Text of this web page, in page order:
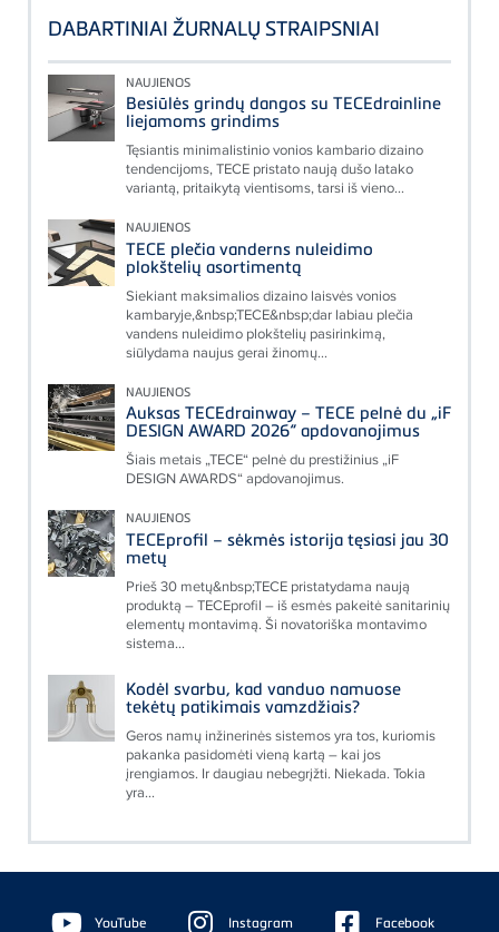
DABARTINIAI ŽURNALŲ STRAIPSNIAI
NAUJIENOS
Besiūlės grindų dangos su TECEdrainline
liejamoms grindims
Tęsiantis minimalistinio vonios kambario dizaino
tendencijoms, TECE pristato naują dušo latako
variantą, pritaikytą vientisoms, tarsi iš vieno...
NAUJIENOS
TECE plečia vanderns nuleidimo
plokštelių asortimentą
Siekiant maksimalios dizaino laisvės vonios
kambaryje,&nbsp;TECE&nbsp;dar labiau plečia
vandens nuleidimo plokštelių pasirinkimą,
siūlydama naujus gerai žinomų...
NAUJIENOS
Auksas TECEdrainway – TECE pelnė du „iF
DESIGN AWARD 2026“ apdovanojimus
Šiais metais „TECE“ pelnė du prestižinius „iF
DESIGN AWARDS“ apdovanojimus.
NAUJIENOS
TECEprofil – sėkmės istorija tęsiasi jau 30
metų
Prieš 30 metų&nbsp;TECE pristatydama naują
produktą – TECEprofil – iš esmės pakeitė sanitarinių
elementų montavimą. Ši novatoriška montavimo
sistema...
Kodėl svarbu, kad vanduo namuose
tekėtų patikimais vamzdžiais?
Geros namų inžinerinės sistemos yra tos, kuriomis
pakanka pasidomėti vieną kartą – kai jos
įrengiamos. Ir daugiau nebegrįžti. Niekada. Tokia
yra...
Floating
Sidebar YouTube Instagram Facebook